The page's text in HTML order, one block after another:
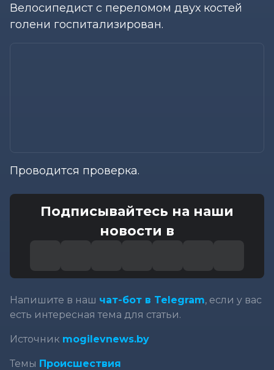
Велосипедист с переломом двух костей
голени госпитализирован.
Проводится проверка.
Подписывайтесь на наши
новости в
Напишите в наш чат-бот в Telegram, если у вас
есть интересная тема для статьи.
Источник mogilevnews.by
Темы Происшествия